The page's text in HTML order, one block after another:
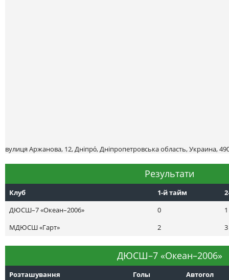
вулиця Аржанова, 12, Дніпро́, Дніпропетровська область, Украина,
Результати
Клуб 1-й тайм
ДЮСШ–7 «Океан–2006»
0
1
МДЮСШ «Гарт»
2 3
ДЮСШ–7 «Океан–2006»
Розташування Голы
Автогол